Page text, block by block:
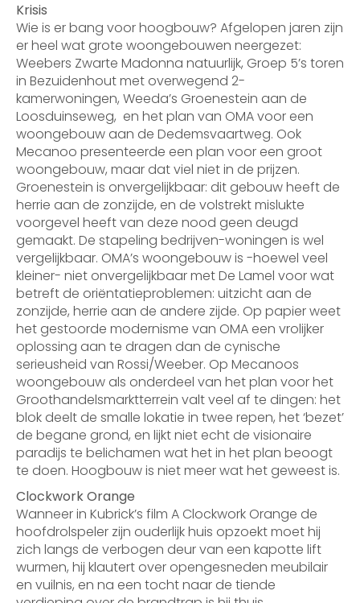
Krisis
Wie is er bang voor hoogbouw? Afgelopen jaren zijn
er heel wat grote woongebouwen neergezet:
Weebers Zwarte Madonna natuurlijk, Groep 5’s toren
in Bezuidenhout met overwegend 2-
kamerwoningen, Weeda’s Groenestein aan de
Loosduinseweg, en het plan van OMA voor een
woongebouw aan de Dedemsvaartweg. Ook
Mecanoo presenteerde een plan voor een groot
woongebouw, maar dat viel niet in de prijzen.
Groenestein is onvergelijkbaar: dit gebouw heeft de
herrie aan de zonzijde, en de volstrekt mislukte
voorgevel heeft van deze nood geen deugd
gemaakt. De stapeling bedrijven-woningen is wel
vergelijkbaar. OMA’s woongebouw is -hoewel veel
kleiner- niet onvergelijkbaar met De Lamel voor wat
betreft de oriëntatieproblemen: uitzicht aan de
zonzijde, herrie aan de andere zijde. Op papier weet
het gestoorde modernisme van OMA een vrolijker
oplossing aan te dragen dan de cynische
serieusheid van Rossi/Weeber. Op Mecanoos
woongebouw als onderdeel van het plan voor het
Groothandelsmarktterrein valt veel af te dingen: het
blok deelt de smalle lokatie in twee repen, het ‘bezet’
de begane grond, en lijkt niet echt de visionaire
paradijs te belichamen wat het in het plan beoogt
te doen. Hoogbouw is niet meer wat het geweest is.
Clockwork Orange
Wanneer in Kubrick’s film A Clockwork Orange de
hoofdrolspeler zijn ouderlijk huis opzoekt moet hij
zich langs de verbogen deur van een kapotte lift
wurmen, hij klautert over opengesneden meubilair
en vuilnis, en na een tocht naar de tiende